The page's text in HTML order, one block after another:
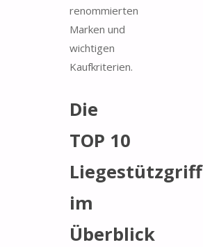
renommierten
Marken und
wichtigen
Kaufkriterien.
Die
TOP 10
Liegestützgriff
im
Überblick